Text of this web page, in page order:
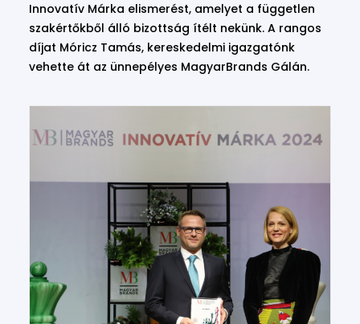
Innovatív Márka elismerést, amelyet a független
szakértőkből álló bizottság ítélt nekünk. A rangos
díjat Móricz Tamás, kereskedelmi igazgatónk
vehette át az ünnepélyes MagyarBrands Gálán.